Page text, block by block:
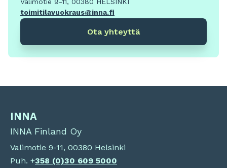
toimitilavuokraus@inna.fi
Ota yhteyttä
INNA
INNA Finland Oy
Valimotie 9-11, 00380 Helsinki
Puh. +358 (0)30 609 5000